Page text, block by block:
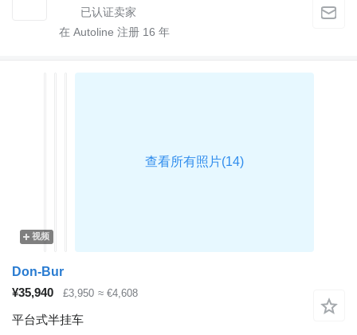
在 Autoline 注册 16 年
视频
Don-Bur
¥35,940
£3,950 ≈ €4,608
平台式半挂车